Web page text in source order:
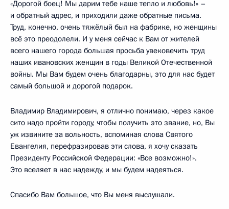
«Дорогой боец! Мы дарим тебе наше тепло и любовь!» –
и обратный адрес, и приходили даже обратные письма.
Труд, конечно, очень тяжёлый был на фабрике, но женщины
всё это преодолели. И у меня сейчас к Вам от жителей
всего нашего города большая просьба увековечить труд
наших ивановских женщин в годы Великой Отечественной
войны. Мы Вам будем очень благодарны, это для нас будет
самый большой и дорогой подарок.
Владимир Владимирович, я отлично понимаю, через какое
сито надо пройти городу, чтобы получить это звание, но, Вы
уж извините за вольность, вспоминая слова Святого
Евангелия, перефразировав эти слова, я хочу сказать
Президенту Российской Федерации: «Все возможно!».
Это вселяет в нас надежду, и мы будем надеяться.
Спасибо Вам большое, что Вы меня выслушали.